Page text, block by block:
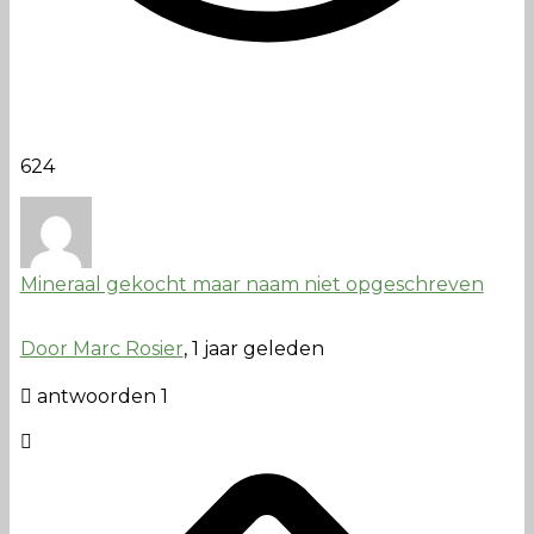
624
Mineraal gekocht maar naam niet opgeschreven
Door Marc Rosier, 1 jaar geleden
antwoorden 1